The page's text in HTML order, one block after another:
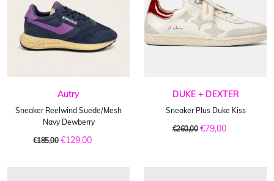
Autry
Sneaker Reelwind Suede/Mesh
Navy Dewberry
€185,00 €129,00
DUKE + DEXTER
Sneaker Plus Duke Kiss
€260,00 €79,00